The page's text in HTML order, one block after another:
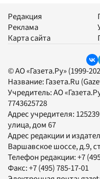
Редакция
Реклама
Карта сайта
© АО «Газета.Ру» (1999-
Название: Газета.Ru
Учредитель:АО
7743625728
Адрес учредителя:
улица, дом 67
Адрес редакции и
Варшавское шоссе, д.9,
Телефон редакции:+7
Факс:+7 (495) 785-17-01